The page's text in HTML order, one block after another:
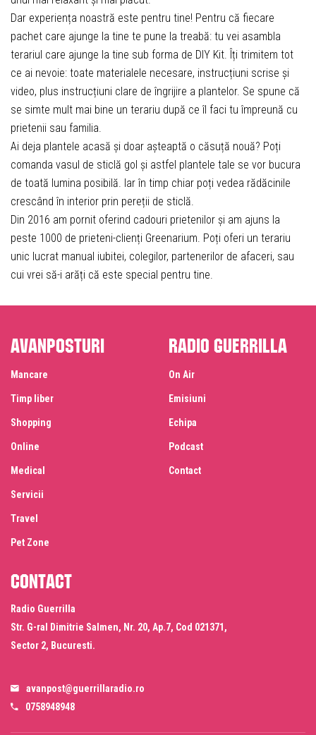
Dar experiența noastră este pentru tine! Pentru că fiecare
pachet care ajunge la tine te pune la treabă: tu vei asambla
terariul care ajunge la tine sub forma de DIY Kit. Îți trimitem tot
ce ai nevoie: toate materialele necesare, instrucțiuni scrise și
video, plus instrucțiuni clare de îngrijire a plantelor. Se spune că
se simte mult mai bine un terariu după ce îl faci tu împreună cu
prietenii sau familia.
Ai deja plantele acasă și doar așteaptă o căsuță nouă? Poți
comanda vasul de sticlă gol și astfel plantele tale se vor bucura
de toată lumina posibilă. Iar în timp chiar poți vedea rădăcinile
crescând în interior prin pereții de sticlă.
Din 2016 am pornit oferind cadouri prietenilor și am ajuns la
peste 1000 de prieteni-clienți Greenarium. Poți oferi un terariu
unic lucrat manual iubitei, colegilor, partenerilor de afaceri, sau
cui vrei să-i arăți că este special pentru tine.
Avanposturi
Mancare
Timp liber
Shopping
Online
Medical
Servicii
Travel
Pet Zone
Radio Guerrilla
On Air
Emisiuni
Echipa
Podcast
Contact
Contact
Radio Guerrilla
Str. G-ral Dimitrie Salmen, Nr. 20, Ap.7, Cod 021371,
Sector 2, Bucuresti.
avanpost@guerrillaradio.ro
0758948948